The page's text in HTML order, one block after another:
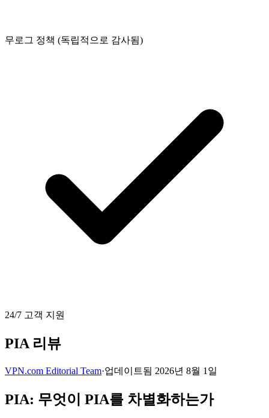
무로그 정책 (독립적으로 감사됨)
24/7 고객 지원
PIA 리뷰
VPN.com Editorial Team·업데이트됨 2026년 8월 1일
PIA: 무엇이 PIA를 차별화하는가